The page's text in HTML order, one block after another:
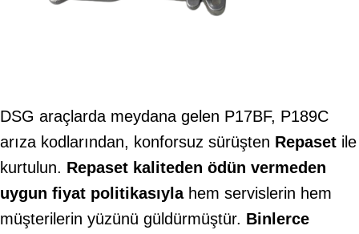
DSG araçlarda meydana gelen P17BF, P189C
arıza kodlarından, konforsuz sürüşten Repaset ile
kurtulun. Repaset kaliteden ödün vermeden
uygun fiyat politikasıylahem servislerin hem
müşterilerin yüzünü güldürmüştür. Binlerce